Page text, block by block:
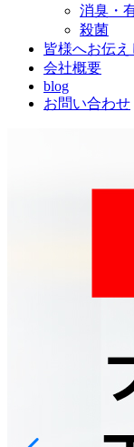
消臭・
殺菌
皆様へお伝え
会社概要
blog
お問い合わせ